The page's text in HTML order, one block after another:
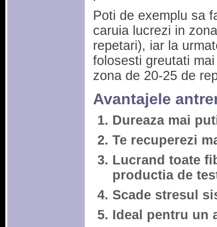
Poti de exemplu sa
caruia lucrezi in
repetari), iar la
folosesti greutati
zona de 20-25 de
Avantajele
Dureaza mai
Te recuperezi
Lucrand toate
productia de
Scade stresul
Ideal pentru un